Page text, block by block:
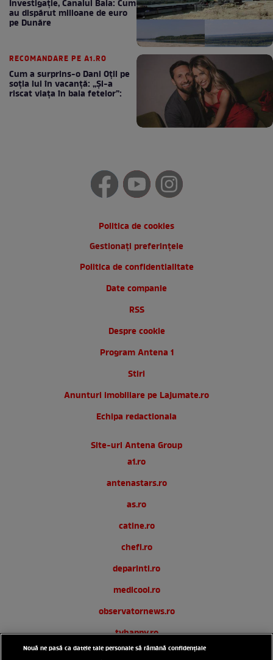
Investigație, Canalul Bala: Cum
au dispărut milioane de euro
pe Dunăre
RECOMANDARE PE A1.RO
Cum a surprins-o Dani Oțil pe
soția lui în vacanță: „Și-a
riscat viața în baia fetelor”:
Politica de cookies
Gestionați preferințele
Politica de confidentialitate
Date companie
RSS
Despre cookie
Program Antena 1
Stiri
Anunturi imobiliare pe Lajumate.ro
Echipa redactionala
Site-uri Antena Group
a1.ro
antenastars.ro
as.ro
catine.ro
chefi.ro
deparinti.ro
medicool.ro
observatornews.ro
tvhappy.ro
useit.ro
Nouă ne pasă ca datele tale personale să rămână confidențiale